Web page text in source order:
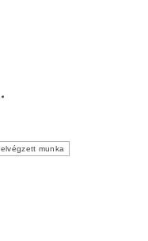
elvégzett munka